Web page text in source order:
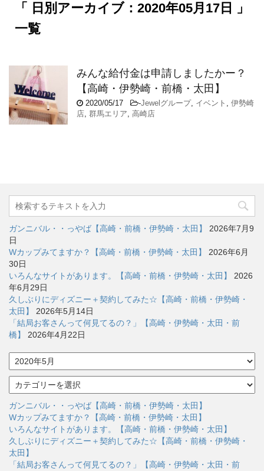
「 日別アーカイブ：2020年05月17日 」
一覧
みんな給付金は申請しましたかー？
【高崎・伊勢崎・前橋・太田】
2020/05/17 -Jewelグループ, イベント , 伊勢崎
店, 群馬エリア, 高崎店
ガンニバル・・っやば【高崎・前橋・伊勢崎・太田】
2026年7月9
日
Wカップみてますか？【高崎・前橋・伊勢崎・太田】
2026年6月
30日
いろんなサイトがあります。【高崎・前橋・伊勢崎・太田】
2026
年6月29日
久しぶりにディズニー＋契約してみた☆【高崎・前橋・伊勢崎・
太田】
2026年5月14日
「結局お客さんって何見てるの？」【高崎・伊勢崎・太田・前
橋】
2026年4月22日
ア
ー
カ
イ
ブ
カ
テ
ゴ
リ
ー
ガンニバル・・っやば【高崎・前橋・伊勢崎・太田】
Wカップみてますか？【高崎・前橋・伊勢崎・太田】
いろんなサイトがあります。【高崎・前橋・伊勢崎・太田】
久しぶりにディズニー＋契約してみた☆【高崎・前橋・伊勢崎・
太田】
「結局お客さんって何見てるの？」【高崎・伊勢崎・太田・前